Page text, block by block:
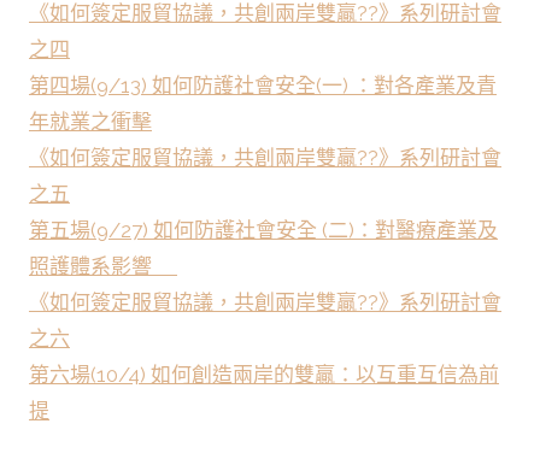
《如何簽定服貿協議，共創兩岸雙贏??》系列研討會
之四
第四場(9/13) 如何防護社會安全(一) ：對各產業及青
年就業之衝擊
《如何簽定服貿協議，共創兩岸雙贏??》系列研討會
之五
第五場(9/27) 如何防護社會安全 (二)：對醫療產業及
照護體系影響
《如何簽定服貿協議，共創兩岸雙贏??》系列研討會
之六
第六場(10/4) 如何創造兩岸的雙贏：以互重互信為前
提